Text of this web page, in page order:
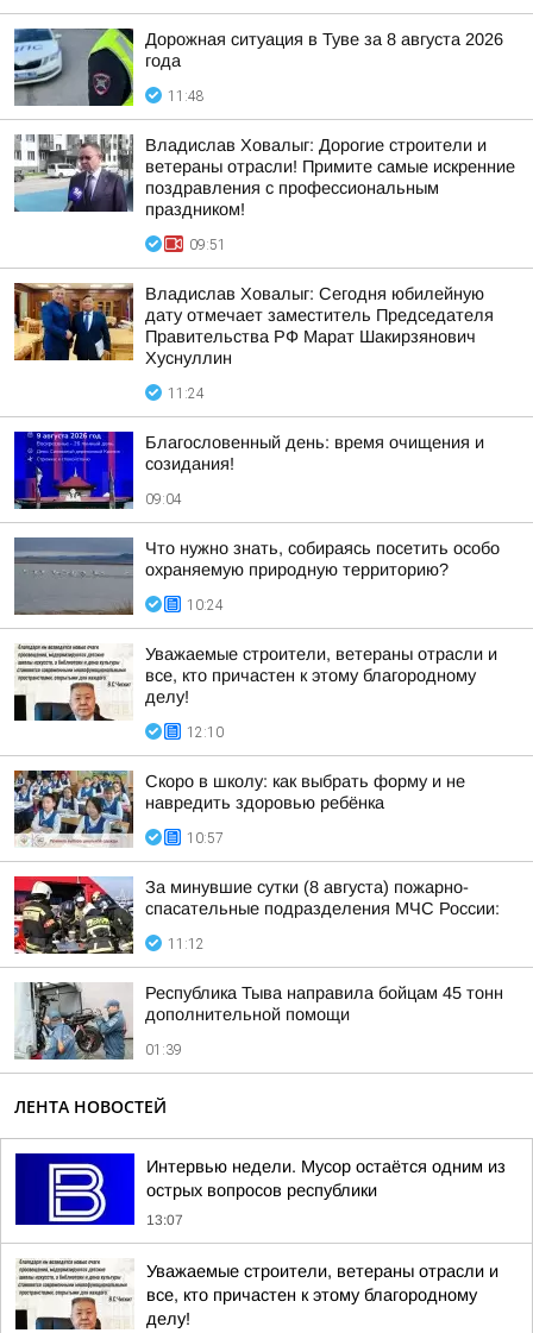
Дорожная ситуация в Туве за 8 августа 2026
года
11:48
Владислав Ховалыг: Дорогие строители и
ветераны отрасли! Примите самые искренние
поздравления с профессиональным
праздником!
09:51
Владислав Ховалыг: Сегодня юбилейную
дату отмечает заместитель Председателя
Правительства РФ Марат Шакирзянович
Хуснуллин
11:24
Благословенный день: время очищения и
созидания!
09:04
Что нужно знать, собираясь посетить особо
охраняемую природную территорию?
10:24
Уважаемые строители, ветераны отрасли и
все, кто причастен к этому благородному
делу!
12:10
Скоро в школу: как выбрать форму и не
навредить здоровью ребёнка
10:57
За минувшие сутки (8 августа) пожарно-
спасательные подразделения МЧС России:
11:12
Республика Тыва направила бойцам 45 тонн
дополнительной помощи
01:39
ЛЕНТА НОВОСТЕЙ
Интервью недели. Мусор остаётся одним из
острых вопросов республики
13:07
Уважаемые строители, ветераны отрасли и
все, кто причастен к этому благородному
делу!